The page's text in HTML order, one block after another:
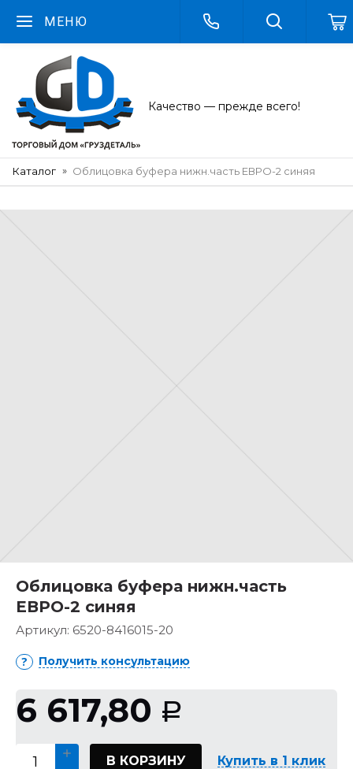
МЕНЮ
Качество — прежде всего!
Каталог Облицовка буфера нижн.часть ЕВРО-2 синяя
Облицовка буфера нижн.часть
ЕВРО-2 синяя
Артикул: 6520-8416015-20
Получить консультацию
6 617,80 Р
В КОРЗИНУ Купить в 1 клик